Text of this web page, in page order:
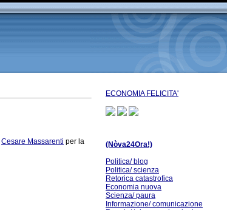
Cesare Massarenti per la
ECONOMIA FELICITA'
(Nòva24Ora!)
Politica/ blog
Politica/ scienza
Retorica catastrofica
Economia nuova
Scienza/ paura
Informazione/ comunicazione